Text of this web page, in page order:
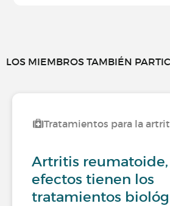
LOS MIEMBROS TAMBIÉN
Tratamientos para la
Artritis reumatoide,
efectos tienen los
tratamientos